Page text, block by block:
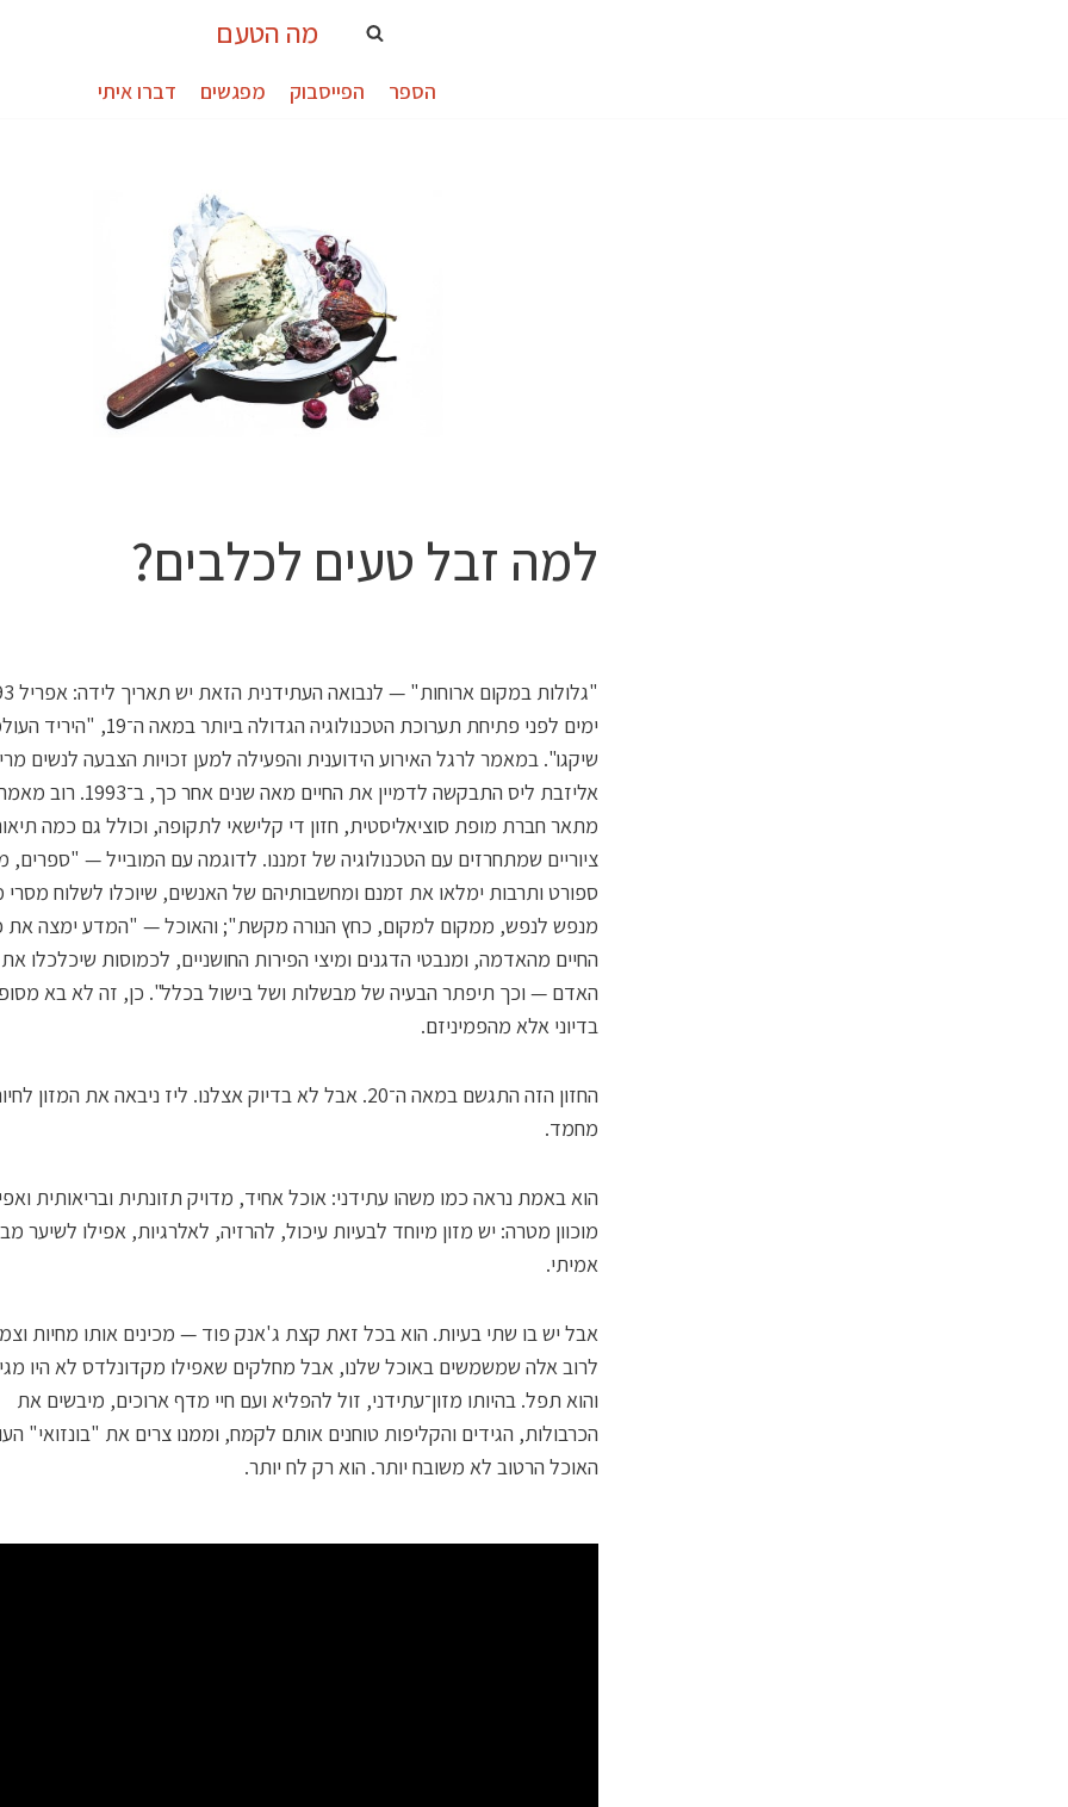
מה הטעם
הספר הפייסבוק מפגשים דברו איתי
למה זבל טעים לכלבים?
ימים לפני פתיחת תערוכת הטכנולוגיה הגדולה ביותר
שיקגו". במאמר לרגל האירוע הידוענית והפעילה למען זכויות הצבעה לנשים
אליזבת ליס התבקשה לדמיין את החיים מאה שנים אחר כך,
מתאר חברת מופת סוציאליסטית, חזון די קלישאי לתקופה, וכולל גם כמה
ציוריים שמתחרזים עם הטכנולוגיה של זמננו. לדוגמה עם המובייל — "ספרים,
ספורט ותרבות ימלאו את זמנם ומחשבותיהם של האנשים, שיוכלו לשלוח
מנפש לנפש, ממקום למקום, כחץ הנורה מקשת"; והאוכל — "המדע ימצה את
החיים מהאדמה, ומנבטי הדגנים ומיצי הפירות החושניים, לכמוסות שיכלכלו
האדם — וכך תיפתר הבעיה של מבשלות ושל בישול בכלל". כן, זה לא בא
בדיוני אלא מהפמיניזם.
החזון הזה התגשם במאה ה־20. אבל לא בדיוק אצלנו. ליז ניבאה את המזון
מחמד.
הוא באמת נראה כמו משהו עתידני: אוכל אחיד, מדויק תזונתית ובריאותית
מוכוון מטרה: יש מזון מיוחד לבעיות עיכול, להרזיה, לאלרגיות, אפילו לשיער
אמיתי.
אבל יש בו שתי בעיות. הוא בכל זאת קצת ג'אנק פוד — מכינים אותו מחיות
לרוב אלה שמשמשים באוכל שלנו, אבל מחלקים שאפילו מקדונלדס לא היו
והוא תפל. בהיותו מזון־עתידני, זול להפליא ועם חיי מדף ארוכים, מיבשים את
הכרבולות, הגידים והקליפות טוחנים אותם לקמח, וממנו צרים את "בונזואי"
האוכל הרטוב לא משובח יותר. הוא רק לח יותר.